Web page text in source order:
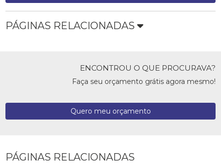
PÁGINAS RELACIONADAS
ENCONTROU O QUE PROCURAVA?
Faça seu orçamento grátis agora mesmo!
Quero meu orçamento
PÁGINAS RELACIONADAS